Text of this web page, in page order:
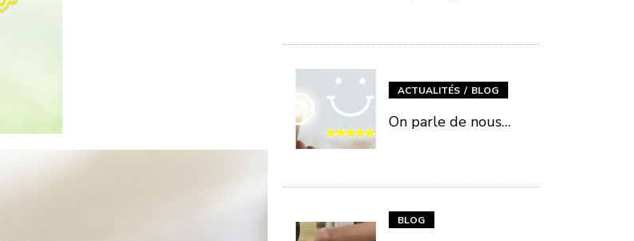
ACTUALITÉS BLOG
On parle de nous…
BLOG